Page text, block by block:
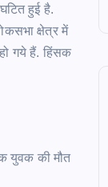
हुई है.
क्षेत्र में
गये हैं. हिंसक
युवक की मौत